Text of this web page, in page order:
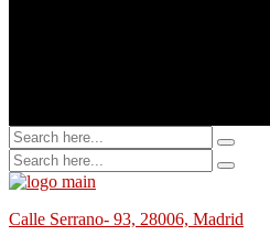
Calle Serrano- 93, 28006, Madrid